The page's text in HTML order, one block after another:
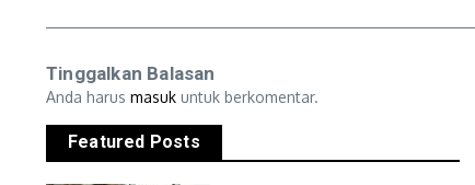
Tinggalkan Balasan
Anda harus masuk untuk berkomentar.
Featured Posts